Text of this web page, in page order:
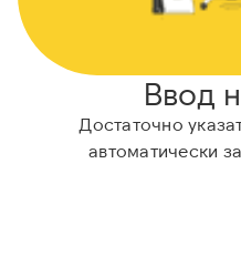
Ввод
Достаточно
автоматически